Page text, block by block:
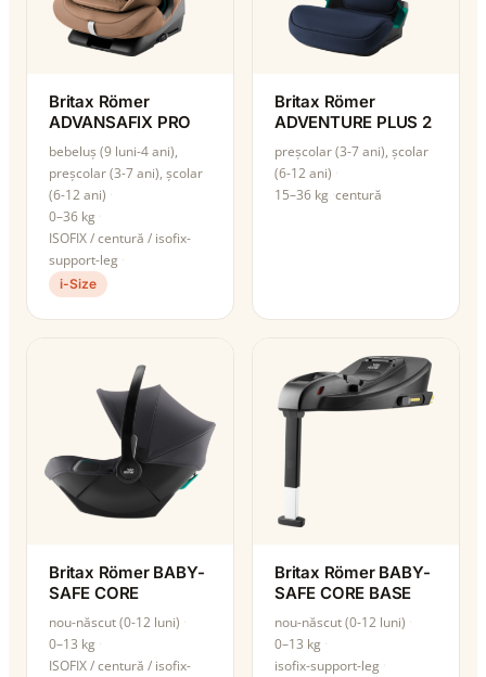
Britax Römer
ADVANSAFIX PRO
bebeluș (9 luni-4 ani),
preșcolar (3-7 ani), școlar
(6-12 ani)
0–36 kg
ISOFIX / centură / isofix-
support-leg
i-Size
Britax Römer
ADVENTURE PLUS 2
preșcolar (3-7 ani), școlar
(6-12 ani)
15–36 kg centură
Britax Römer BABY-
SAFE CORE
nou-născut (0-12 luni)
0–13 kg
ISOFIX / centură / isofix-
Britax Römer BABY-
SAFE CORE BASE
nou-născut (0-12 luni)
0–13 kg
isofix-support-leg